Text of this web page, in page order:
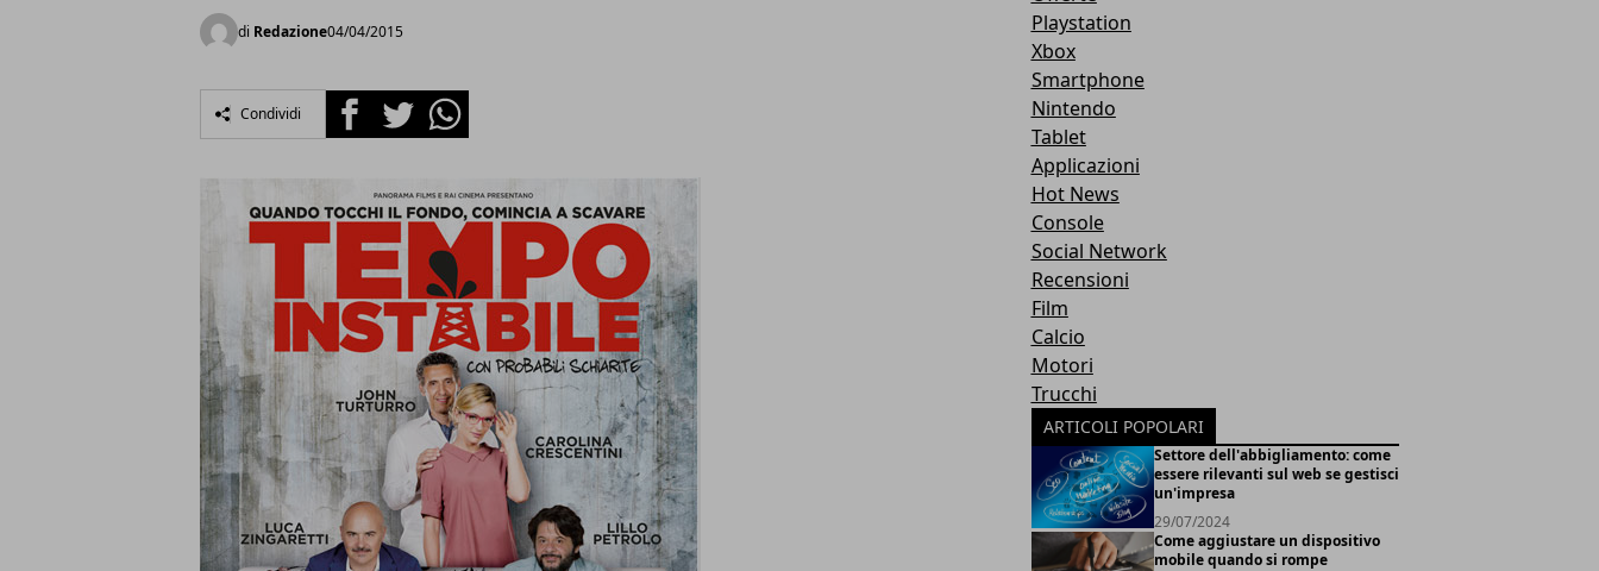
di Redazione04/04/2015
Condividi FacebookTwitterWhatsapp
Playstation
Xbox
Smartphone
Nintendo
Tablet
Applicazioni
Hot News
Console
Social Network
Recensioni
Film
Calcio
Motori
Trucchi
ARTICOLI POPOLARI
Settore dell'abbigliamento: come
essere rilevanti sul web se gestisci
un'impresa
29/07/2024
Come aggiustare un dispositivo
mobile quando si rompe